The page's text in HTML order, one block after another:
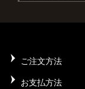
ご注文方法
お支払方法